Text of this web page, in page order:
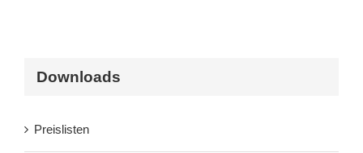
Downloads
Preislisten